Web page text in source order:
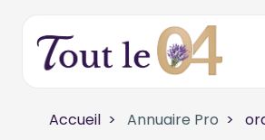
Accueil Annuaire Pro